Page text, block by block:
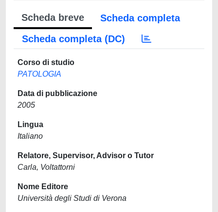
Scheda breve
Scheda completa
Scheda completa (DC)
Corso di studio
PATOLOGIA
Data di pubblicazione
2005
Lingua
Italiano
Relatore, Supervisor, Advisor o Tutor
Carla, Voltattorni
Nome Editore
Università degli Studi di Verona